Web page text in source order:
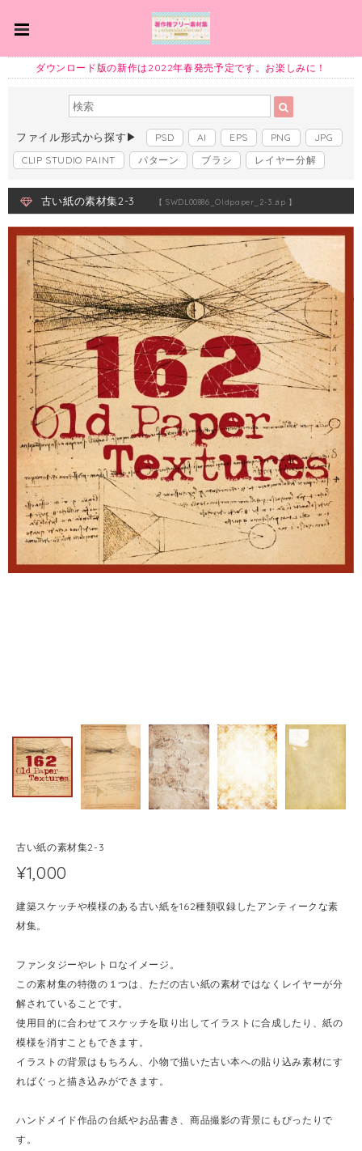
ダウンロード版の新作は2022年春発売予定です。お楽しみに！
ファイル形式から探す▶ PSD AI EPS PNG
JPG
CLIP STUDIO PAINT
パターン ブラシ レイヤー分解
古い紙の素材集2-3 【 SWDL00886_Oldpaper_2-3.zip 】
古い紙の素材集2-3
¥1,000
建築スケッチや模様のある古い紙を162種類収録したアンティークな素
材集。
ファンタジーやレトロなイメージ。
この素材集の特徴の１つは、ただの古い紙の素材ではなくレイヤーが分
解されていることです。
使用目的に合わせてスケッチを取り出してイラストに合成したり、紙の
模様を消すこともできます。
イラストの背景はもちろん、小物で描いた古い本への貼り込み素材にす
ればぐっと描き込みができます。
ハンドメイド作品の台紙やお品書き、商品撮影の背景にもぴったりで
す。